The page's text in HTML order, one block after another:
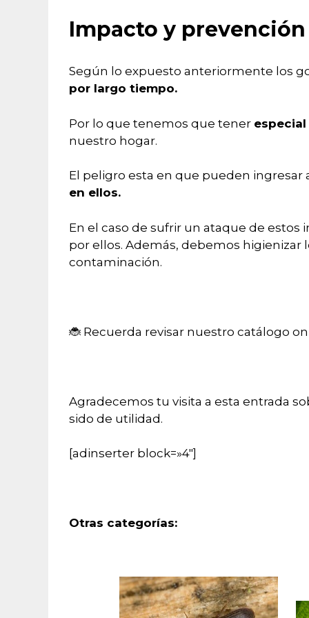
Impacto y
Según lo expuesto anteriormente los
por largo tiempo.
Por lo que tenemos que tener
nuestro hogar.
El peligro esta en que pueden
en ellos.
En el caso de sufrir un ataque de
por ellos. Además, debemos
contaminación.
🐞 Recuerda revisar nuestro catálogo
Agradecemos tu visita a esta entrada
sido de utilidad.
[adinserter block=»4″]
Otras categorías: